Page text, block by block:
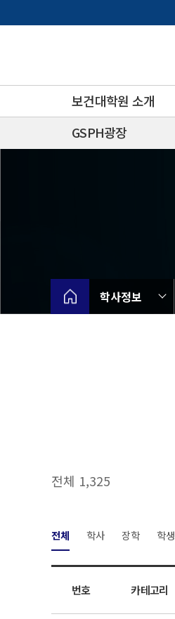
로
보건대학원 소개
GSPH광장
학사정보
전체 1,325
전체 학사 장학 학생
번호 카테고리